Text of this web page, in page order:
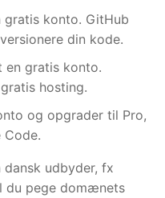
konto. GitHub
din kode.
gratis konto.
hosting.
og opgrader til Pro,
Code.
udbyder, fx
du pege domænets